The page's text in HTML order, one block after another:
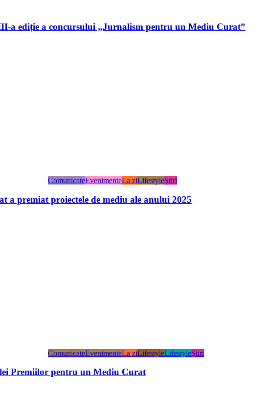
a ediție a concursului „Jurnalism pentru un Mediu Curat”
ComunicateEvenimenteLa ziLifestyleŞtiri
a premiat proiectele de mediu ale anului 2025
ComunicateEvenimenteLa ziLifestyleLifestyleŞtiri
Premiilor pentru un Mediu Curat